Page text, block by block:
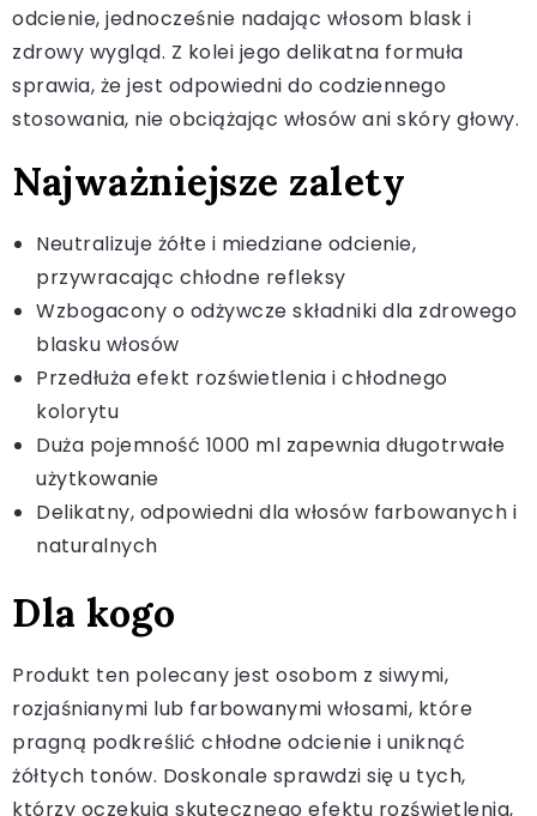
odcienie, jednocześnie nadając włosom blask i
zdrowy wygląd. Z kolei jego delikatna formuła
sprawia, że jest odpowiedni do codziennego
stosowania, nie obciążając włosów ani skóry głowy.
Najważniejsze zalety
Neutralizuje żółte i miedziane odcienie,
przywracając chłodne refleksy
Wzbogacony o odżywcze składniki dla zdrowego
blasku włosów
Przedłuża efekt rozświetlenia i chłodnego
kolorytu
Duża pojemność 1000 ml zapewnia długotrwałe
użytkowanie
Delikatny, odpowiedni dla włosów farbowanych i
naturalnych
Dla kogo
Produkt ten polecany jest osobom z siwymi,
rozjaśnianymi lub farbowanymi włosami, które
pragną podkreślić chłodne odcienie i uniknąć
żółtych tonów. Doskonale sprawdzi się u tych,
którzy oczekują skutecznego efektu rozświetlenia,